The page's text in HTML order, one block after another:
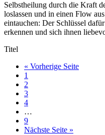
Selbstheilung durch die Kraft
loslassen und in einen Flow
eintauchen: Der Schlüssel
erkennen und sich ihnen
Titel
« Vorherige Seiteaufrufen
Seite
1
Seite
2
Seite
3
Seite
4
Zwischenseiten
…
Seite
9
Nächste Seite aufrufen
»